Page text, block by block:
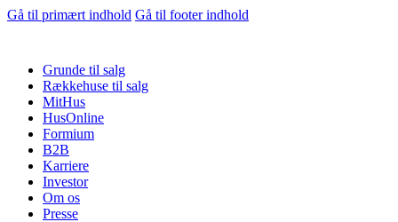
Gå til primært indhold Gå til footer indhold
Grunde til salg
Rækkehuse til salg
MitHus
HusOnline
Formium
B2B
Karriere
Investor
Om os
Presse